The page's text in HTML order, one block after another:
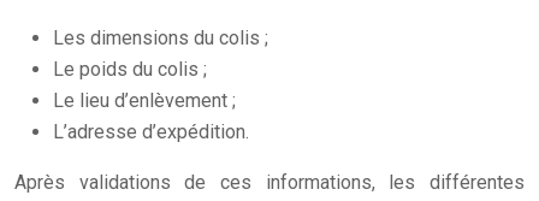
Les dimensions du colis ;
Le poids du colis ;
Le lieu d’enlèvement ;
L’adresse d’expédition.
Après validations de ces informations, les différentes